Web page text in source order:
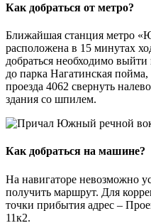
Как добраться от метро?
Ближайшая станция метро
расположена в 15 минутах
добраться необходимо
до парка Нагатинская
проезда 4062 свернуть
здания со шпилем.
Как добраться на машине?
На навигаторе невозможно
получить маршрут. Для
точки прибытия адрес –
11к2.